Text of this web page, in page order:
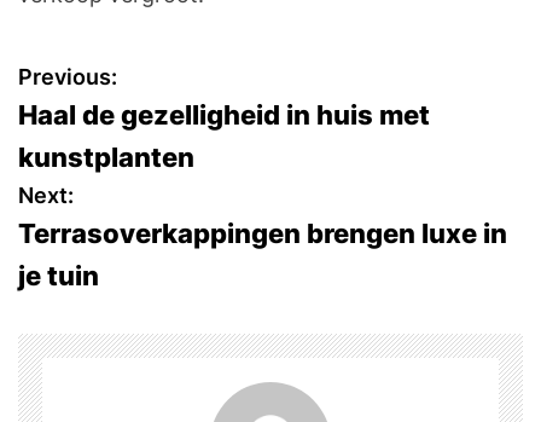
P
o
s
t
n
a
v
Previous:
Haal de gezelligheid in huis met
kunstplanten
Next:
Terrasoverkappingen brengen luxe in
je tuin